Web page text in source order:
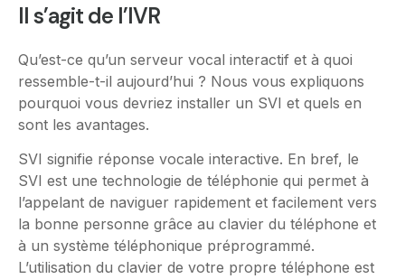
Il s’agit de l’IVR
Qu’est-ce qu’un serveur vocal interactif et à quoi
ressemble-t-il aujourd’hui ? Nous vous expliquons
pourquoi vous devriez installer un SVI et quels en
sont les avantages.
SVI signifie réponse vocale interactive. En bref, le
SVI est une technologie de téléphonie qui permet à
l’appelant de naviguer rapidement et facilement vers
la bonne personne grâce au clavier du téléphone et
à un système téléphonique préprogrammé.
L’utilisation du clavier de votre propre téléphone est